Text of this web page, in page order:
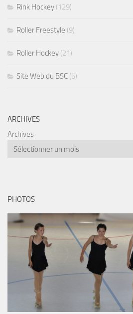
Rink Hockey (129)
Roller Freestyle (9)
Roller Hockey (21)
Site Web du BSC (5)
ARCHIVES
Archives
PHOTOS